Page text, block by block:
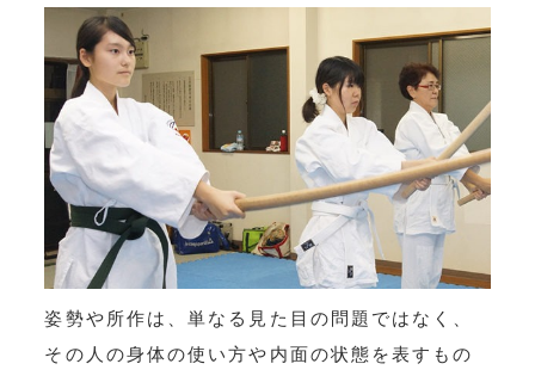
姿勢や所作は、単なる見た目の問題ではなく、
その人の身体の使い方や内面の状態を表すもの